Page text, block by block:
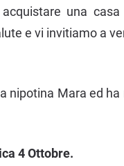
una
e vi invitiamo a
nipotina Mara ed
4 Ottobre.